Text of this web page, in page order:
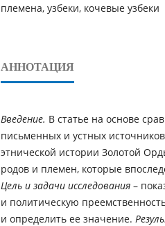
племена, узбеки, кочевые узбеки
АННОТАЦИЯ
Введение. В статье на основе
письменных и устных
этнической истории Золотой
родов и племен, которые
Цель и задачи исследования –
и политическую
и определить ее значение.